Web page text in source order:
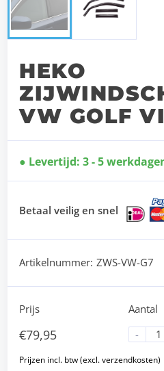
HEKO
VW GOLF
Levertijd: 3 - 5
Betaal veilig en snel
Artikelnummer: ZWS-VW-G7
Prijs
€79,95
Aantal
-